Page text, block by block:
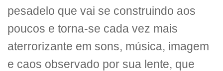
pesadelo que vai se construindo aos
poucos e torna-se cada vez mais
aterrorizante em sons, música, imagem
e caos observado por sua lente, que